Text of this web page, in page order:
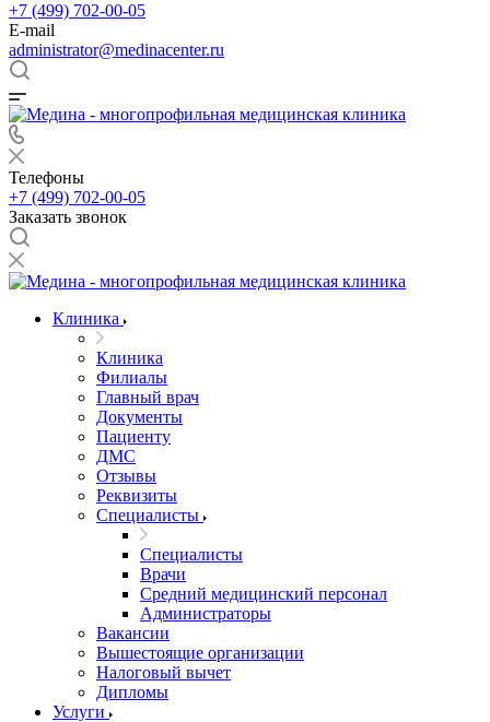
+7 (499) 702-00-05
E-mail
administrator@medinacenter.ru
Телефоны
+7 (499) 702-00-05
Заказать звонок
Клиника
Клиника
Филиалы
Главный врач
Документы
Пациенту
ДМС
Отзывы
Реквизиты
Специалисты
Специалисты
Врачи
Средний медицинский персонал
Администраторы
Вакансии
Вышестоящие организации
Налоговый вычет
Дипломы
Услуги